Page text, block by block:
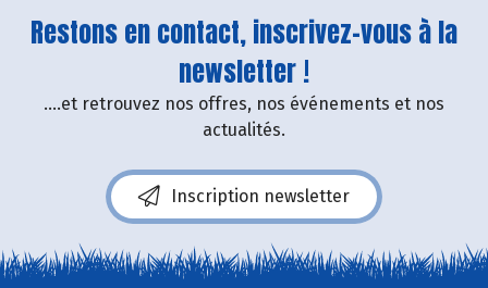
Restons en contact, inscrivez-vous à la
newsletter !
....et retrouvez nos offres, nos événements et nos
actualités.
Inscription newsletter